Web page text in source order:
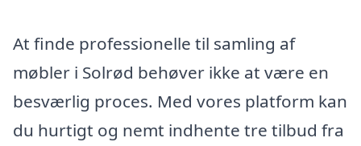
At finde professionelle til samling af
møbler i Solrød behøver ikke at være en
besværlig proces. Med vores platform kan
du hurtigt og nemt indhente tre tilbud fra